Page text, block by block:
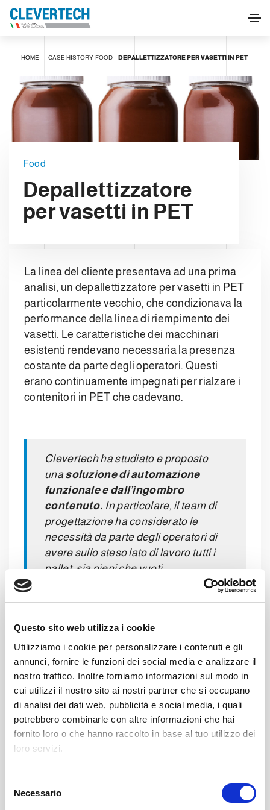
Questo sito web utilizza i cookie
Utilizziamo i cookie per personalizzare i contenuti e gli
annunci, fornire le funzioni dei social media e analizzare il
nostro traffico. Inoltre forniamo informazioni sul modo in
cui utilizzi il nostro sito ai nostri partner che si occupano
di analisi dei dati web, pubblicità e social media, i quali
potrebbero combinarle con altre informazioni che hai
fornito loro o che hanno raccolto in base al tuo utilizzo dei
loro servizi.
Necessario
HOME CASE HISTORY FOOD DEPALLETTIZZATORE PER VASETTI IN PET
Food
Depallettizzatore
per vasetti in PET
La linea del cliente presentava ad una prima
analisi, un depallettizzatore per vasetti in PET
particolarmente vecchio, che condizionava la
performance della linea di riempimento dei
vasetti. Le caratteristiche dei macchinari
esistenti rendevano necessaria la presenza
costante da parte degli operatori. Questi
erano continuamente impegnati per rialzare i
contenitori in PET che cadevano.
Clevertech ha studiato e proposto
unasoluzione di automazione
funzionale e dall’ingombro
contenuto. In particolare, il team di
progettazione ha considerato le
necessità da parte degli operatori di
avere sullo steso lato di lavoro tutti i
pallet, sia pieni che vuoti.
La tecnologiaapplicata è relativa ad un
sistema robotizzato, fornito di prelievo strato
tramite testa di presa a vuoto. Il sistema è
dotato di pompa ad alta efficienza in grado di
prelevare anche solouna parte parziale
dello strato . Inoltre, il valore di vuoto
prodotto dal sistema testa/soffiante vuoto
garantiscel’integrità dei vasetti.Questa
caratteristica infatti previene ogni tipo di
problemi di implosione.
Dopo la